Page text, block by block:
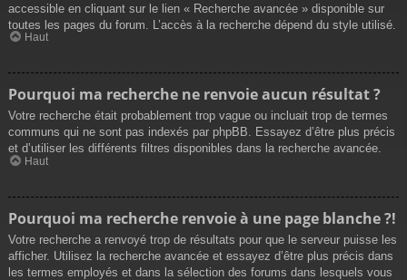
accessible en cliquant sur le lien « Recherche avancée » disponible sur
toutes les pages du forum. L’accès à la recherche dépend du style utilisé.
Haut
Pourquoi ma recherche ne renvoie aucun résultat ?
Votre recherche était probablement trop vague ou incluait trop de termes
communs qui ne sont pas indexés par phpBB. Essayez d’être plus précis
et d’utiliser les différents filtres disponibles dans la recherche avancée.
Haut
Pourquoi ma recherche renvoie à une page blanche ?!
Votre recherche a renvoyé trop de résultats pour que le serveur puisse les
afficher. Utilisez la recherche avancée et essayez d’être plus précis dans
les termes employés et dans la sélection des forums dans lesquels vous